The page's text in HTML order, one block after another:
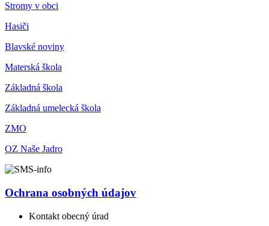
Stromy v obci
Hasiči
Blavské noviny
Materská škola
Základná škola
Základná umelecká škola
ZMO
OZ Naše Jadro
Ochrana osobných údajov
Kontakt obecný úrad